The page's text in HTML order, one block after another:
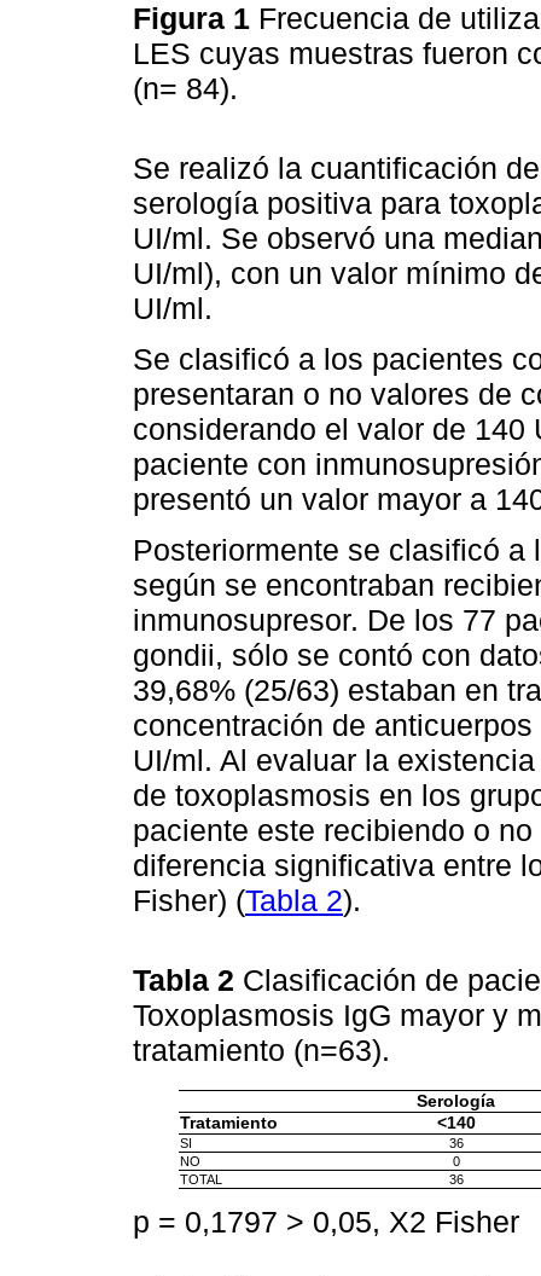
Figura 1 Frecuencia de
LES cuyas muestras fueron
(n= 84).
Se realizó la cuantificación
serología positiva para
UI/ml. Se observó una
UI/ml), con un valor mínimo
UI/ml.
Se clasificó a los pacientes
presentaran o no valores de
considerando el valor de 140
paciente con
presentó un valor mayor a
Posteriormente se clasificó
según se encontraban
inmunosupresor. De los 77
gondii, sólo se contó con
39,68% (25/63) estaban en
concentración de
UI/ml. Al evaluar la
de toxoplasmosis en los
paciente este recibiendo o
diferencia significativa entre
Fisher) (Tabla 2).
Tabla 2 Clasificación de
Toxoplasmosis IgG mayor y
tratamiento (n=63).
Serología
Tratamiento
<140
SI
36
NO
0
TOTAL
36
p = 0,1797 > 0,05, X2 Fisher